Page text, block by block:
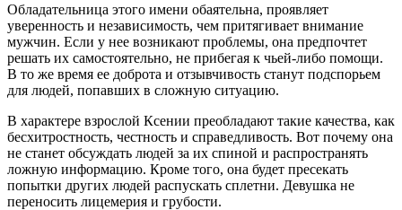
Обладательница этого имени обаятельна, проявляет
уверенность и независимость, чем притягивает внимание
мужчин. Если у нее возникают проблемы, она предпочтет
решать их самостоятельно, не прибегая к чьей-либо помощи.
В то же время ее доброта и отзывчивость станут подспорьем
для людей, попавших в сложную ситуацию.
В характере взрослой Ксении преобладают такие качества, как
бесхитростность, честность и справедливость. Вот почему она
не станет обсуждать людей за их спиной и распространять
ложную информацию. Кроме того, она будет пресекать
попытки других людей распускать сплетни. Девушка не
переносить лицемерия и грубости.